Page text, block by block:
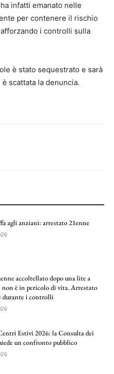
infatti emanato nelle
per contenere il rischio
i controlli sulla
è stato sequestrato e sarà
scattata la denuncia.
agli anziani: arrestato 21enne
accoltellato dopo una lite a
è in pericolo di vita. Arrestato
durante i controlli
Estivi 2026: la Consulta dei
un confronto pubblico